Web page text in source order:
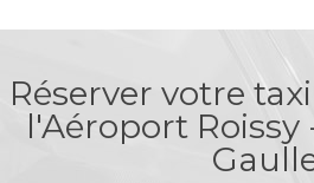
Réserver votre
l'Aéroport Roissy